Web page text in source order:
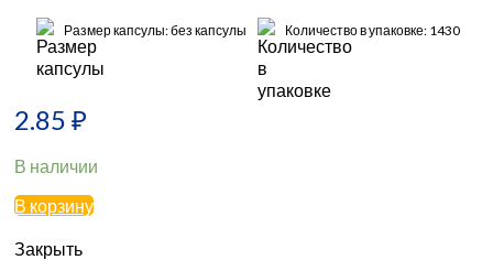
Размер капсулы: без капсулы Количество в упаковке: 1430
2.85 ₽
В наличии
В корзину
Закрыть